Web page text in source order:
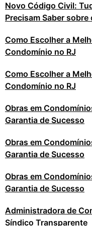
Novo Código Civil:
Precisam Saber
Como Escolher a
Condomínio no RJ
Como Escolher a
Condomínio no RJ
Obras em
Garantia de Sucesso
Obras em
Garantia de Sucesso
Obras em
Garantia de Sucesso
Administradora de
Síndico Transparente